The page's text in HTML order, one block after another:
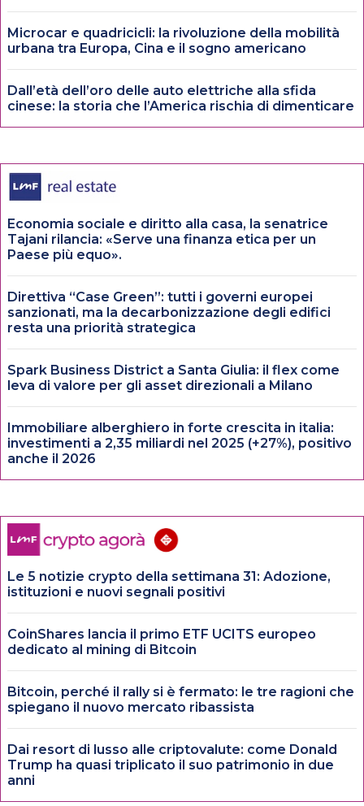
Microcar e quadricicli: la rivoluzione della mobilità
urbana tra Europa, Cina e il sogno americano
Dall’età dell’oro delle auto elettriche alla sfida
cinese: la storia che l’America rischia di dimenticare
Economia sociale e diritto alla casa, la senatrice
Tajani rilancia: «Serve una finanza etica per un
Paese più equo».
Direttiva “Case Green”: tutti i governi europei
sanzionati, ma la decarbonizzazione degli edifici
resta una priorità strategica
Spark Business District a Santa Giulia: il flex come
leva di valore per gli asset direzionali a Milano
Immobiliare alberghiero in forte crescita in italia:
investimenti a 2,35 miliardi nel 2025 (+27%), positivo
anche il 2026
Le 5 notizie crypto della settimana 31: Adozione,
istituzioni e nuovi segnali positivi
CoinShares lancia il primo ETF UCITS europeo
dedicato al mining di Bitcoin
Bitcoin, perché il rally si è fermato: le tre ragioni che
spiegano il nuovo mercato ribassista
Dai resort di lusso alle criptovalute: come Donald
Trump ha quasi triplicato il suo patrimonio in due
anni